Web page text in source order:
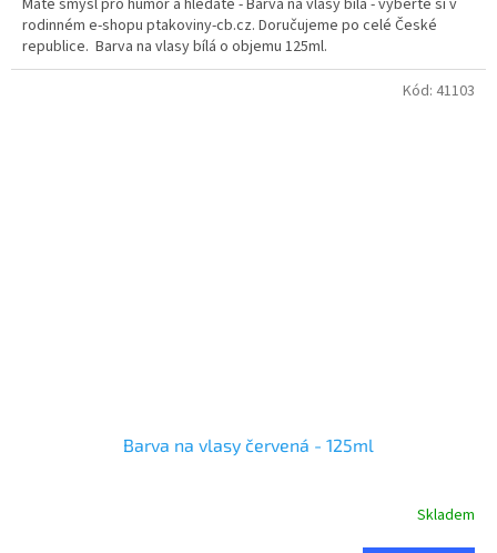
Máte smysl pro humor a hledáte - Barva na vlasy bílá - vyberte si v
rodinném e-shopu ptakoviny-cb.cz. Doručujeme po celé České
republice. Barva na vlasy bílá o objemu 125ml.
Barva na vlasy červená - 125ml
Skladem
Kód: 41103